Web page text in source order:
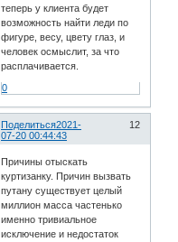
теперь у клиента будет
возможность найти леди по
фигуре, весу, цвету глаз, и
человек осмыслит, за что
расплачивается.
0
Поделиться 12
2021-
07-20 00:44:43
Причины отыскать
куртизанку. Причин вызвать
путану существует целый
миллион масса частенько
именно тривиальное
исключение и недостаток